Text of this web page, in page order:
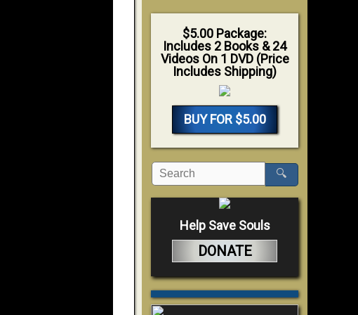
$5.00 Package:
Includes 2 Books & 24
Videos On 1 DVD (Price
Includes Shipping)
BUY FOR $5.00
🔍
Help Save Souls
DONATE